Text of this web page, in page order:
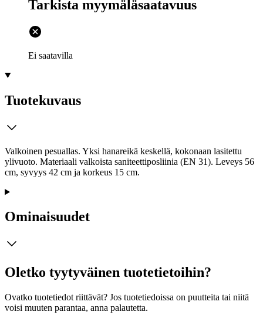
Tarkista myymäläsaatavuus
Ei saatavilla
Tuotekuvaus
Valkoinen pesuallas. Yksi hanareikä keskellä, kokonaan lasitettu
ylivuoto. Materiaali valkoista saniteettiposliinia (EN 31). Leveys 56
cm, syvyys 42 cm ja korkeus 15 cm.
Ominaisuudet
Oletko tyytyväinen tuotetietoihin?
Ovatko tuotetiedot riittävät? Jos tuotetiedoissa on puutteita tai niitä
voisi muuten parantaa, anna palautetta.